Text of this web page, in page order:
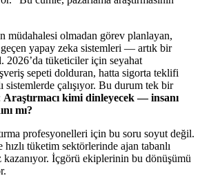
olmadan görev planlayan,
yapay zeka sistemleri — artık bir
2026’da tüketiciler için seyahat
sepeti dolduran, hatta sigorta teklifi
sistemlerde çalışıyor. Bu durum tek bir
Araştırmacı kimi dinleyecek — insanı
mı?
profesyonelleri için bu soru soyut değil.
tüketim sektörlerinde ajan tabanlı
kazanıyor. İçgörü ekiplerinin bu dönüşümü